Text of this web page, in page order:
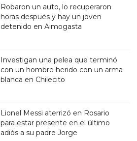
Robaron un auto, lo recuperaron
horas después y hay un joven
detenido en Aimogasta
Investigan una pelea que terminó
con un hombre herido con un arma
blanca en Chilecito
Lionel Messi aterrizó en Rosario
para estar presente en el último
adiós a su padre Jorge